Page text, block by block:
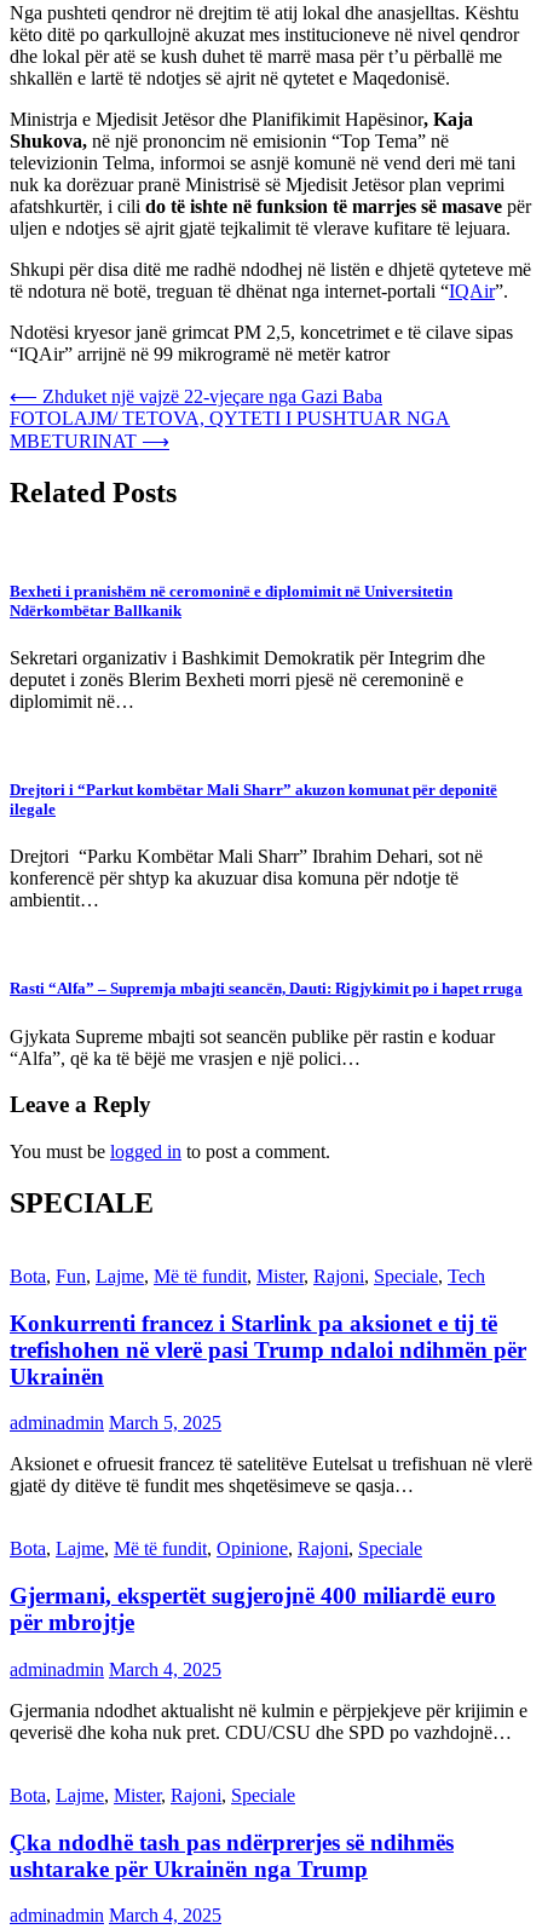
Nga pushteti qendror në drejtim të atij lokal dhe anasjelltas. Kështu
këto ditë po qarkullojnë akuzat mes institucioneve në nivel qendror
dhe lokal për atë se kush duhet të marrë masa për t’u përballë me
shkallën e lartë të ndotjes së ajrit në qytetet e Maqedonisë.
Ministrja e Mjedisit Jetësor dhe Planifikimit Hapësinor, Kaja
Shukova, në një prononcim në emisionin “Top Tema” në
televizionin Telma, informoi se asnjë komunë në vend deri më tani
nuk ka dorëzuar pranë Ministrisë së Mjedisit Jetësor plan veprimi
afatshkurtër, i cili do të ishte në funksion të marrjes së masave për
uljen e ndotjes së ajrit gjatë tejkalimit të vlerave kufitare të lejuara.
Shkupi për disa ditë me radhë ndodhej në listën e dhjetë qyteteve më
të ndotura në botë, treguan të dhënat nga internet-portali “IQAir”.
Ndotësi kryesor janë grimcat PM 2,5, koncetrimet e të cilave sipas
“IQAir” arrijnë në 99 mikrogramë në metër katror
Post
navigation
⟵ Zhduket një vajzë 22-vjeçare nga Gazi Baba
FOTOLAJM/ TETOVA, QYTETI I PUSHTUAR NGA
MBETURINAT ⟶
Related Posts
Bexheti i pranishëm në ceromoninë e diplomimit në Universitetin
Ndërkombëtar Ballkanik
Sekretari organizativ i Bashkimit Demokratik për Integrim dhe
deputet i zonës Blerim Bexheti morri pjesë në ceremoninë e
diplomimit në…
Drejtori i “Parkut kombëtar Mali Sharr” akuzon komunat për deponitë
ilegale
Drejtori “Parku Kombëtar Mali Sharr” Ibrahim Dehari, sot në
konferencë për shtyp ka akuzuar disa komuna për ndotje të
ambientit…
Rasti “Alfa” – Supremja mbajti seancën, Dauti: Rigjykimit po i hapet rruga
Gjykata Supreme mbajti sot seancën publike për rastin e koduar
“Alfa”, që ka të bëjë me vrasjen e një polici…
Leave a Reply
You must be logged in to post a comment.
SPECIALE
Bota, Fun, Lajme, Më të fundit, Mister, Rajoni, Speciale, Tech
Konkurrenti francez i Starlink pa aksionet e tij të
trefishohen në vlerë pasi Trump ndaloi ndihmën për
Ukrainën
adminadmin March 5, 2025
Aksionet e ofruesit francez të satelitëve Eutelsat u trefishuan në vlerë
gjatë dy ditëve të fundit mes shqetësimeve se qasja…
Bota, Lajme, Më të fundit, Opinione, Rajoni, Speciale
Gjermani, ekspertët sugjerojnë 400 miliardë euro
për mbrojtje
adminadmin March 4, 2025
Gjermania ndodhet aktualisht në kulmin e përpjekjeve për krijimin e
qeverisë dhe koha nuk pret. CDU/CSU dhe SPD po vazhdojnë…
Bota, Lajme, Mister, Rajoni, Speciale
Çka ndodhë tash pas ndërprerjes së ndihmës
ushtarake për Ukrainën nga Trump
adminadmin March 4, 2025